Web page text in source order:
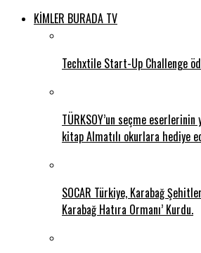
KİMLER BURADA TV
Techxtile Start-Up Challenge
TÜRKSOY’un seçme
kitap Almatılı okurlara hediye
SOCAR Türkiye, Karabağ
Karabağ Hatıra Ormanı’ Kurdu.